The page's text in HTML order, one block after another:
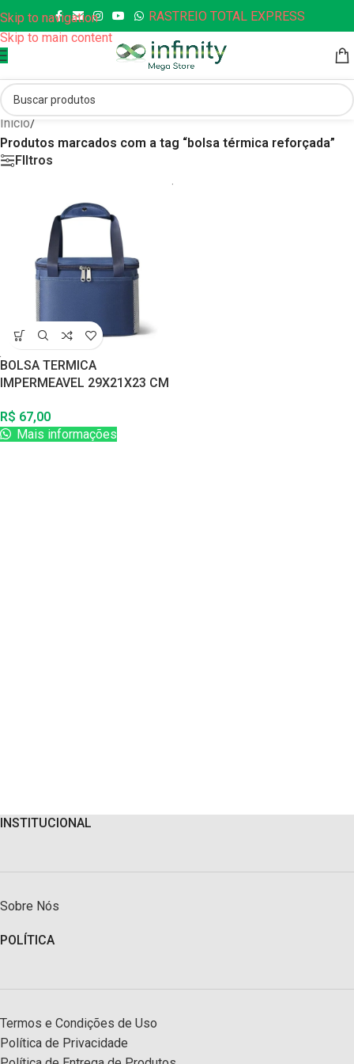
Skip to navigation
Skip to main content
RASTREIO TOTAL EXPRESS
Início/
Produtos marcados com a tag “bolsa térmica reforçada”
FIltros
BOLSA TERMICA
IMPERMEAVEL 29X21X23 CM
R$ 67,00
Mais informações
INSTITUCIONAL
Sobre Nós
POLÍTICA
Termos e Condições de Uso
Política de Privacidade